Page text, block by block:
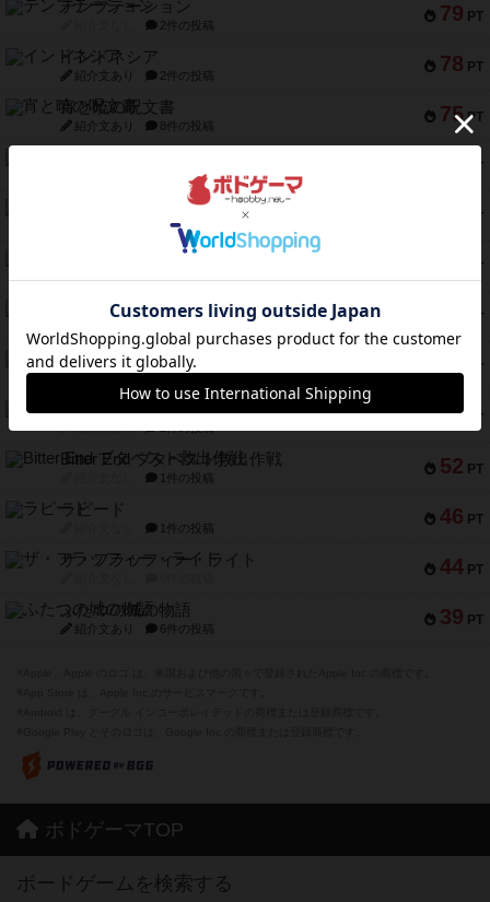
79 PT
テンプテーション
2件の投稿
78 PT
インドネシア
紹介文あり 2件の投稿
75 PT
宵と暁の呪文書
紹介文あり 8件の投稿
PT
9件の投稿
PT
1件の投稿
PT
PT
スペクタキュラー
PT
スモールワールド
紹介文あり 13件の投稿
58 PT
52 PT
Bitter End ブタペスト救出作戦
1件の投稿
46 PT
ラピード
1件の投稿
44 PT
ザ・フラッフィー・ライト
39 PT
ふたつの城の物語
紹介文あり 6件の投稿
ボドゲーマTOP
ボードゲームを検索する